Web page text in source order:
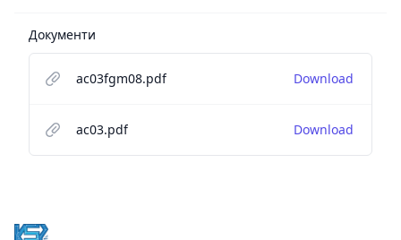
Документи
ac03fgm08.pdf Download
ac03.pdf Download